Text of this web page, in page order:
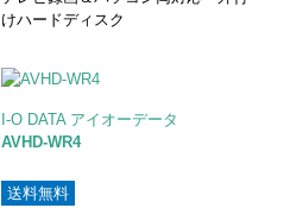
けハードディスク
I-O DATA アイオーデータ
AVHD-WR4
送料無料